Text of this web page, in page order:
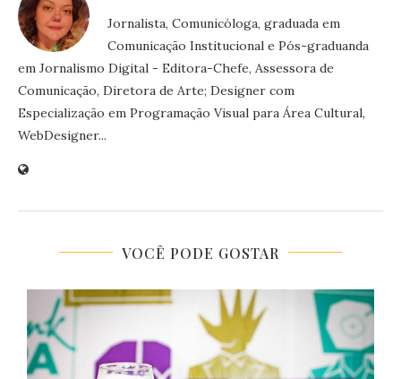
Jornalista, Comunicóloga, graduada em
Comunicação Institucional e Pós-graduanda
em Jornalismo Digital - Editora-Chefe, Assessora de
Comunicação, Diretora de Arte; Designer com
Especialização em Programação Visual para Área Cultural,
WebDesigner...
VOCÊ PODE GOSTAR